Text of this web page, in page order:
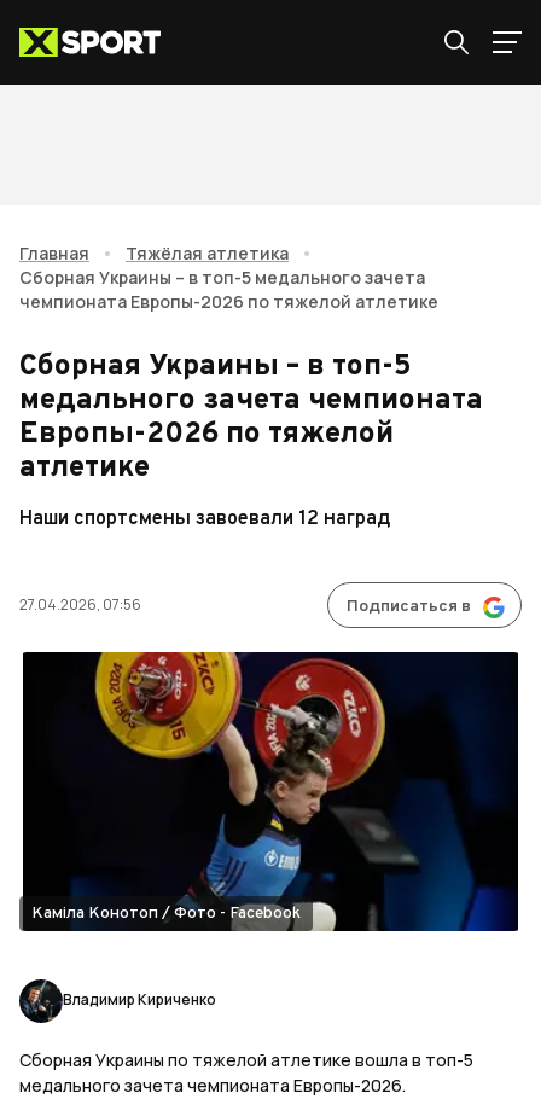
Главная • Тяжёлая атлетика
•
Сборная Украины – в топ-5 медального зачета
чемпионата Европы-2026 по тяжелой атлетике
Сборная Украины – в топ-5
медального зачета чемпионата
Европы-2026 по тяжелой
атлетике
Наши спортсмены завоевали 12 наград
27.04.2026, 07:56 Подписаться в
Каміла Конотоп / Фото - Facebook
Владимир Кириченко
Сборная Украины по тяжелой атлетике вошла в топ-5
медального зачета чемпионата Европы-2026.